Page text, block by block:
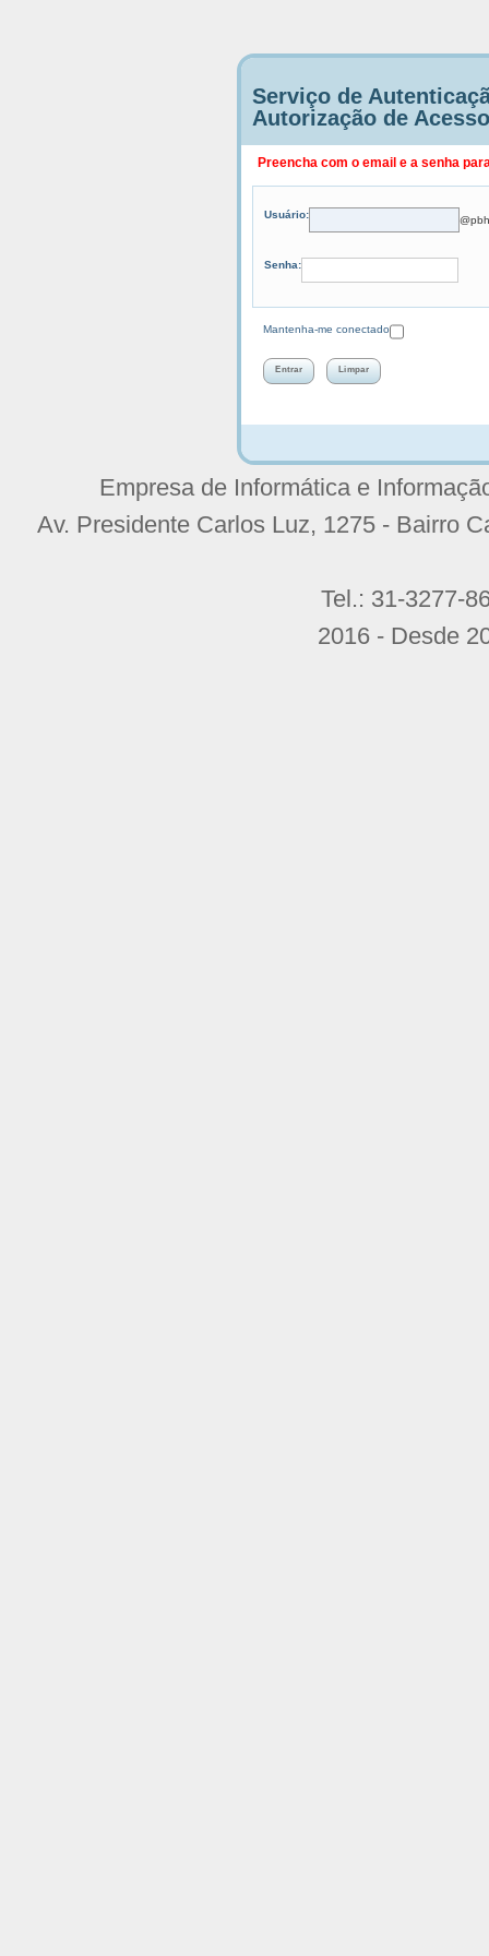
Serviço de
Autorização de
Preencha com o email e a senha
Usuário:
Senha:
Mantenha-me conectado
Empresa de Informática e
Av. Presidente Carlos Luz, 1275 - Bairro
Tel.: 31-3277-
2016 - Desde